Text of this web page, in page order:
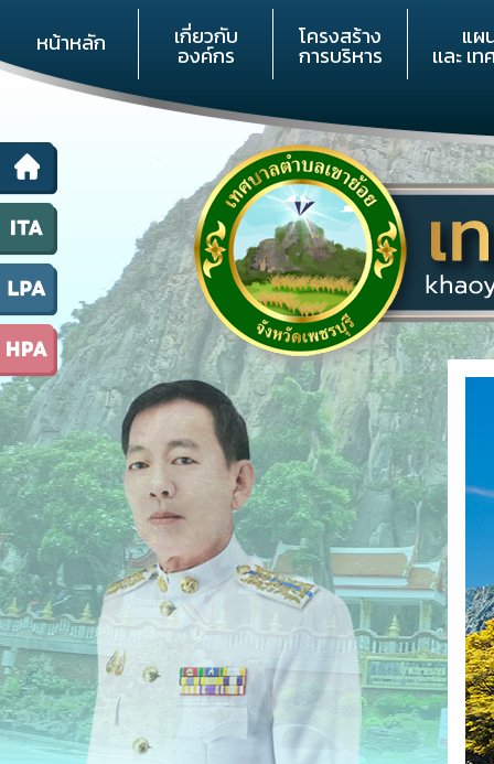
หน้าหลัก เกี่ยวกับ
องค์กร
โครงสร้าง
การบริหาร
แผ
เเละ